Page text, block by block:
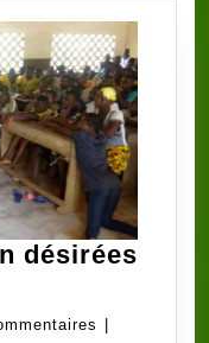
désirées